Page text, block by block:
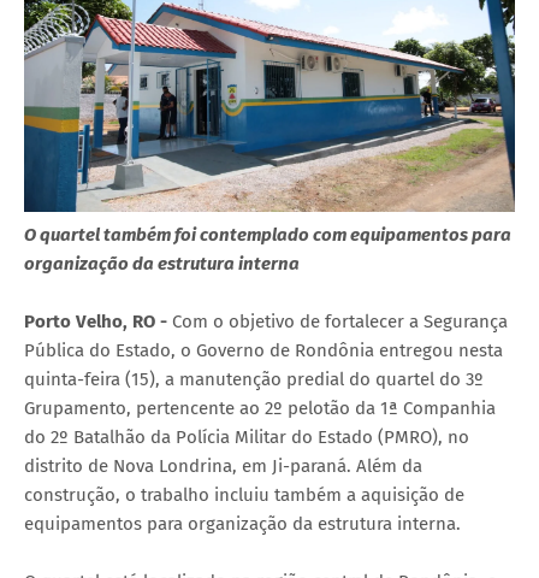
O quartel também foi contemplado com equipamentos para
organização da estrutura interna
Porto Velho, RO - Com o objetivo de fortalecer a Segurança
Pública do Estado, o Governo de Rondônia entregou nesta
quinta-feira (15), a manutenção predial do quartel do 3º
Grupamento, pertencente ao 2º pelotão da 1ª Companhia
do 2º Batalhão da Polícia Militar do Estado (PMRO), no
distrito de Nova Londrina, em Ji-paraná. Além da
construção, o trabalho incluiu também a aquisição de
equipamentos para organização da estrutura interna.